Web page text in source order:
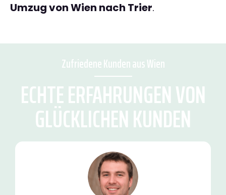
Umzug von Wien nach Trier.
Zufriedene Kunden aus Wien
ECHTE ERFAHRUNGEN VON
GLÜCKLICHEN KUNDEN